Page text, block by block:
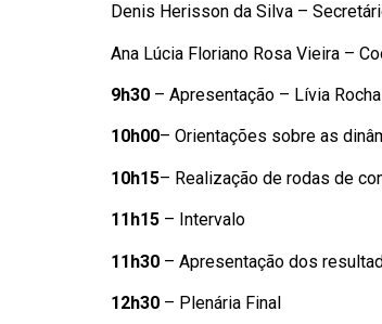
Denis Herisson da Silva –
Ana Lúcia Floriano Rosa Vieira –
9h30 – Apresentação – Lívia
10h00– Orientações sobre as
10h15– Realização de rodas de
11h15 – Intervalo
11h30 – Apresentação dos
12h30 – Plenária Final